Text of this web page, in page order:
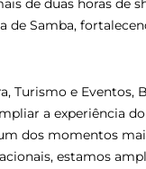
de duas horas de
de Samba,
Turismo e Eventos,
a experiência
dos momentos
estamos